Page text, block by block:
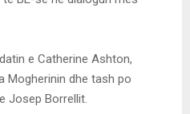
e Catherine Ashton,
Mogherinin dhe tash po
Josep Borrellit.